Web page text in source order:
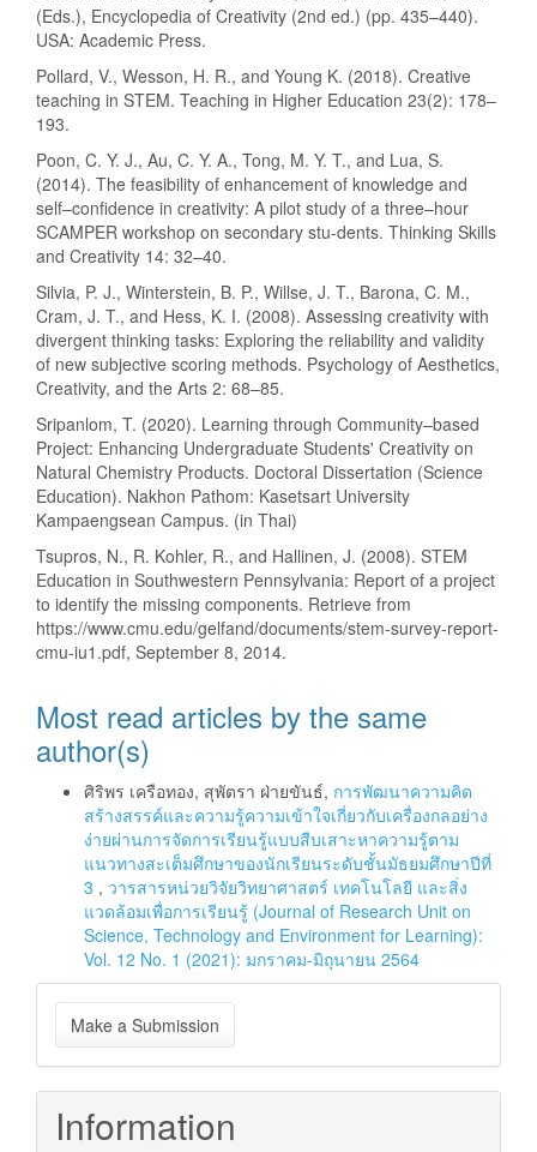
(Eds.), Encyclopedia of Creativity (2nd ed.) (pp. 435–440).
USA: Academic Press.
Pollard, V., Wesson, H. R., and Young K. (2018). Creative
teaching in STEM. Teaching in Higher Education 23(2): 178–
193.
Poon, C. Y. J., Au, C. Y. A., Tong, M. Y. T., and Lua, S.
(2014). The feasibility of enhancement of knowledge and
self–confidence in creativity: A pilot study of a three–hour
SCAMPER workshop on secondary stu-dents. Thinking Skills
and Creativity 14: 32–40.
Silvia, P. J., Winterstein, B. P., Willse, J. T., Barona, C. M.,
Cram, J. T., and Hess, K. I. (2008). Assessing creativity with
divergent thinking tasks: Exploring the reliability and validity
of new subjective scoring methods. Psychology of Aesthetics,
Creativity, and the Arts 2: 68–85.
Sripanlom, T. (2020). Learning through Community–based
Project: Enhancing Undergraduate Students' Creativity on
Natural Chemistry Products. Doctoral Dissertation (Science
Education). Nakhon Pathom: Kasetsart University
Kampaengsean Campus. (in Thai)
Tsupros, N., R. Kohler, R., and Hallinen, J. (2008). STEM
Education in Southwestern Pennsylvania: Report of a project
to identify the missing components. Retrieve from
https://www.cmu.edu/gelfand/documents/stem-survey-report-
cmu-iu1.pdf, September 8, 2014.
Most read articles by the same
author(s)
ศิริพร เครือทอง, สุพัตรา ฝ่ายขันธ์, การพัฒนาความคิด
สร้างสรรค์และความรู้ความเข้าใจเกี่ยวกับเครื่องกลอย่าง
ง่ายผ่านการจัดการเรียนรู้แบบสืบเสาะหาความรู้ตาม
แนวทางสะเต็มศึกษาของนักเรียนระดับชั้นมัธยมศึกษาปีที่
3 , วารสารหน่วยวิจัยวิทยาศาสตร์ เทคโนโลยี และสิ่ง
แวดล้อมเพื่อการเรียนรู้ (Journal of Research Unit on
Science, Technology and Environment for Learning):
Vol. 12 No. 1 (2021): มกราคม-มิถุนายน 2564
Make
a
Submission
Make a Submission
Information